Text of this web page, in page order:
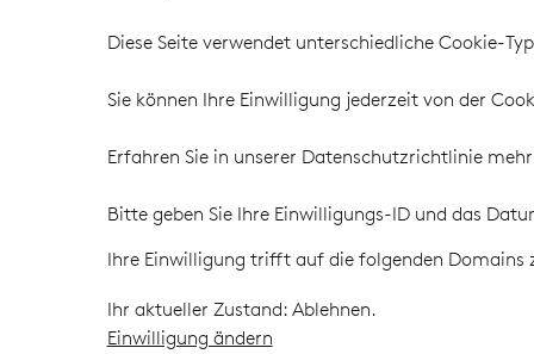
Diese Seite verwendet unterschiedliche Cookie-
Sie können Ihre Einwilligung jederzeit von der
Erfahren Sie in unserer Datenschutzrichtlinie
Bitte geben Sie Ihre Einwilligungs-ID und das
Ihre Einwilligung trifft auf die folgenden Domains
Ihr aktueller Zustand: Ablehnen.
Einwilligung ändern